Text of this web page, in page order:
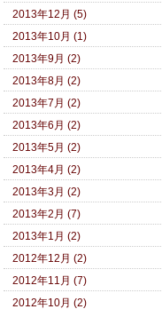
2013年12月 (5)
2013年10月 (1)
2013年9月 (2)
2013年8月 (2)
2013年7月 (2)
2013年6月 (2)
2013年5月 (2)
2013年4月 (2)
2013年3月 (2)
2013年2月 (7)
2013年1月 (2)
2012年12月 (2)
2012年11月 (7)
2012年10月 (2)